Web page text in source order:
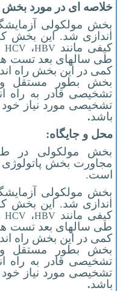
خلاصه ای در مورد بخش
اندازی شد. این بخش
کیفی مانند HBV، HCV
طی سالهای بعد تست
کمی در این بخش راه
بخش بطور مستقل و
تشخیصی قادر به راه
تشخیصی مورد نیاز
باشد.
محل و جایگاه:
بخش مولکولی در
مجاورت بخش
است.
اندازی شد. این بخش
کیفی مانند HBV، HCV
طی سالهای بعد تست
کمی در این بخش راه
بخش بطور مستقل و
تشخیصی قادر به راه
تشخیصی مورد نیاز
باشد.